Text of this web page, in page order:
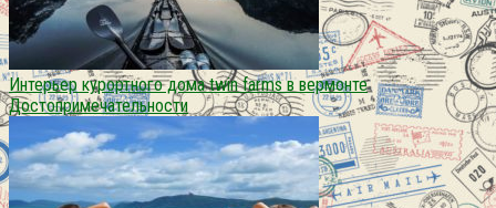
Интерьер курортного дома twin farms в вермонте
Достопримечательности